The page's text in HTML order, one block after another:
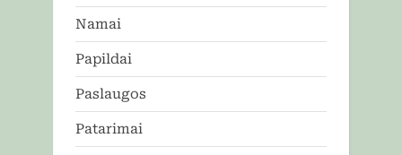
Namai
Papildai
Paslaugos
Patarimai